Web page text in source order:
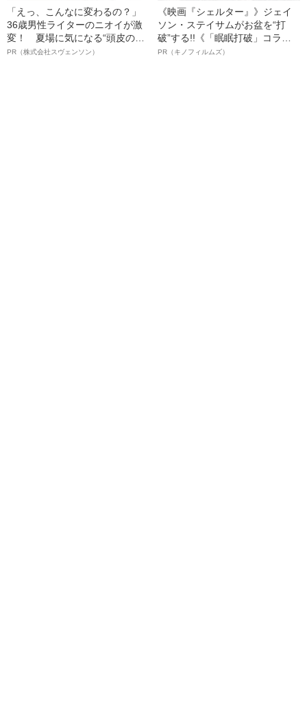
「えっ、こんなに変わるの？」
36歳男性ライターのニオイが激
変！ 夏場に気になる“頭皮のニ
オイ”や“ベタつき”を解消す
PR（株式会社スヴェンソン）
《映画『シェルター』》ジェイ
ソン・ステイサムがお盆を“打
破”する!!《「眠眠打破」コラ
ボ》
PR（キノフィルムズ）